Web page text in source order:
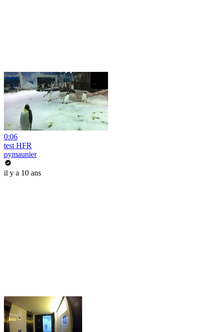
0:06
test HFR
pymaunier
il y a 10 ans